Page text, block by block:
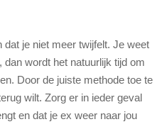
je niet meer twijfelt. Je weet
wordt het natuurlijk tijd om
Door de juiste methode toe te
wilt. Zorg er in ieder geval
en dat je ex weer naar jou